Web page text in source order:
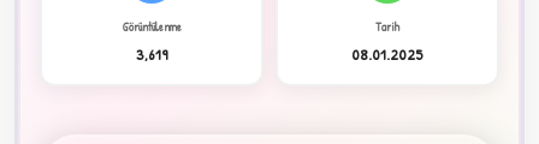
Görüntülenme
3,619
Tarih
08.01.2025